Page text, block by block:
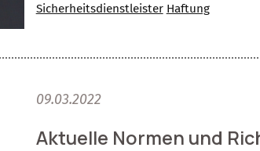
Sicherheitsdienstleister Haftung
09.03.2022
Aktuelle Normen und